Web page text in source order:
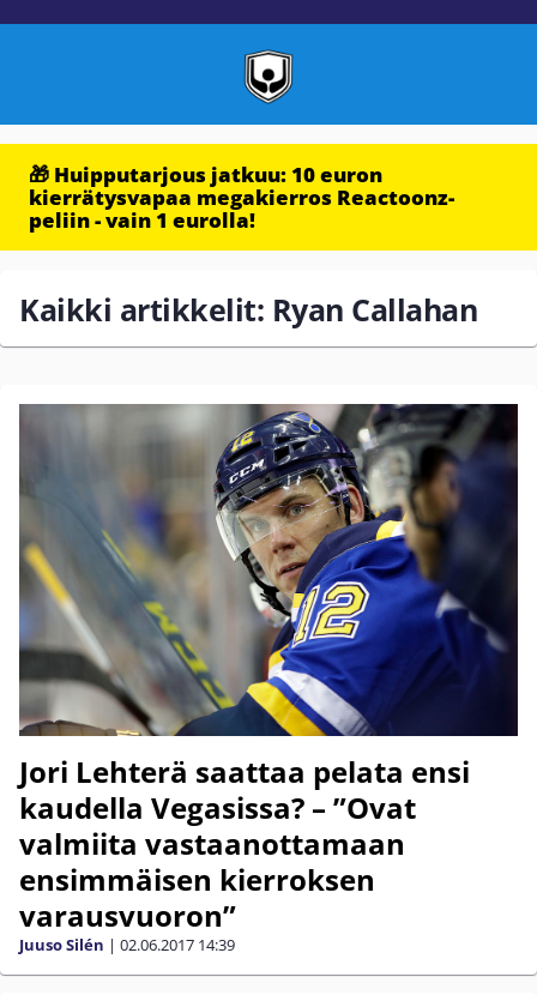
🎁 Huipputarjous jatkuu: 10 euron
kierrätysvapaa megakierros Reactoonz-
peliin - vain 1 eurolla!
Kaikki artikkelit: Ryan Callahan
Jori Lehterä saattaa pelata ensi
kaudella Vegasissa? – ”Ovat
valmiita vastaanottamaan
ensimmäisen kierroksen
varausvuoron”
Juuso Silén | 02.06.2017 14:39